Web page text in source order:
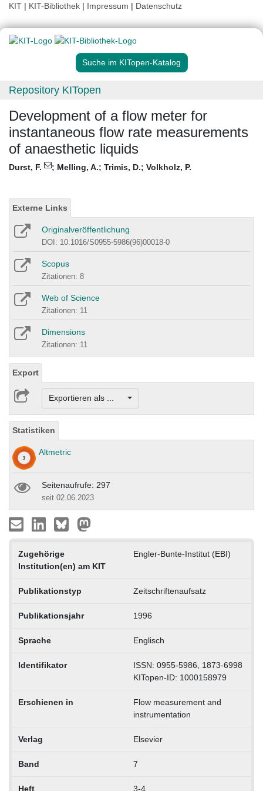
KIT | KIT-Bibliothek | Impressum | Datenschutz
Suche im KITopen-Katalog
Repository KITopen
Development of a flow meter for
instantaneous flow rate measurements
of anaesthetic liquids
Durst, F. ; Melling, A.; Trimis, D.; Volkholz, P.
Externe Links
Originalveröffentlichung
DOI: 10.1016/S0955-5986(96)00018-0
Scopus
Zitationen: 8
Web of Science
Zitationen: 11
Dimensions
Zitationen: 11
Export
Exportieren als ...
Statistiken
Altmetric
Seitenaufrufe: 297
seit 02.06.2023
Zugehörige
Institution(en) am KIT
Engler-Bunte-Institut (EBI)
Publikationstyp Zeitschriftenaufsatz
Publikationsjahr 1996
Sprache Englisch
Identifikator
ISSN: 0955-5986, 1873-6998
KITopen-ID: 1000158979
Erschienen in
Flow measurement and
instrumentation
Verlag Elsevier
Band 7
Heft 3-4